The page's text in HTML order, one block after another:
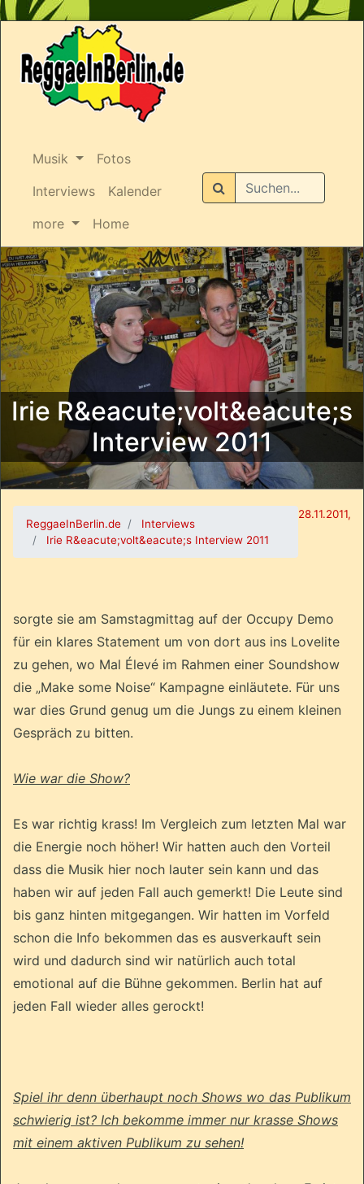
Musik
Fotos
Interviews
Kalender
more
Home
Suchen
Irie R&eacute;volt&eacute;s
Interview 2011
28.11.2011,
ReggaeInBerlin.de
Interviews
Irie R&eacute;volt&eacute;s Interview 2011
sorgte sie am Samstagmittag auf der Occupy Demo
für ein klares Statement um von dort aus ins Lovelite
zu gehen, wo Mal Élevé im Rahmen einer Soundshow
die „Make some Noise“ Kampagne einläutete. Für uns
war dies Grund genug um die Jungs zu einem kleinen
Gespräch zu bitten.
Wie war die Show?
Es war richtig krass! Im Vergleich zum letzten Mal war
die Energie noch höher! Wir hatten auch den Vorteil
dass die Musik hier noch lauter sein kann und das
haben wir auf jeden Fall auch gemerkt! Die Leute sind
bis ganz hinten mitgegangen. Wir hatten im Vorfeld
schon die Info bekommen das es ausverkauft sein
wird und dadurch sind wir natürlich auch total
emotional auf die Bühne gekommen. Berlin hat auf
jeden Fall wieder alles gerockt!
Spiel ihr denn überhaupt noch Shows wo das Publikum
schwierig ist? Ich bekomme immer nur krasse Shows
mit einem aktiven Publikum zu sehen!